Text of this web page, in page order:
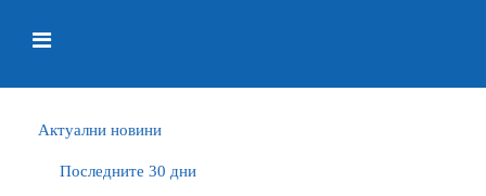
Актуални новини
Последните 30 дни